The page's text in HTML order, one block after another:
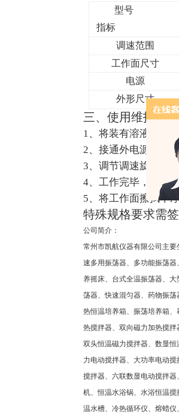
型号
指标
调速范围
工作面尺寸
电源
外形尺寸
三、使用维护：
1、将装有溶液的搅
2、接通外电源，合
3、调节调速旋钮，
4、工作完毕，将调
5、将工作面擦拭干净
特殊规格要求需
公司简介：
常州市凯航仪器有限公司主
速多用振荡器、多功能振荡
养摇床、台式全温振荡器、
荡器、快速混匀器、药物振
热恒温培养箱、振荡培养箱
热搅拌器、双向磁力加热搅
双头恒温磁力搅拌器、数显
力电动搅拌器、大功率电动
搅拌器、六联数显电动搅拌
机、恒温水浴锅、水浴恒温
温水槽、冷热循环仪、熔蜡